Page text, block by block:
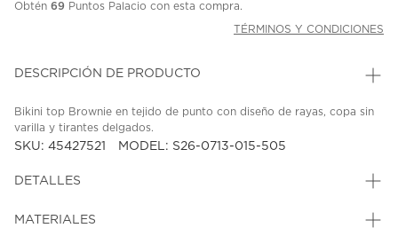
Obtén 69 Puntos Palacio con esta compra.
TÉRMINOS Y CONDICIONES
DESCRIPCIÓN DE PRODUCTO
Bikini top Brownie en tejido de punto con diseño de rayas, copa sin
varilla y tirantes delgados.
SKU: 45427521 MODEL: S26-0713-015-505
DETALLES
MATERIALES